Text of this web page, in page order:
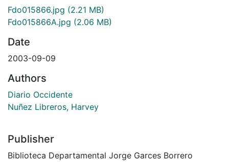
Fdo015866.jpg (2.21 MB)
Fdo015866A.jpg (2.06 MB)
Date
2003-09-09
Authors
Diario Occidente
Nuñez Libreros, Harvey
Publisher
Biblioteca Departamental Jorge Garces Borrero